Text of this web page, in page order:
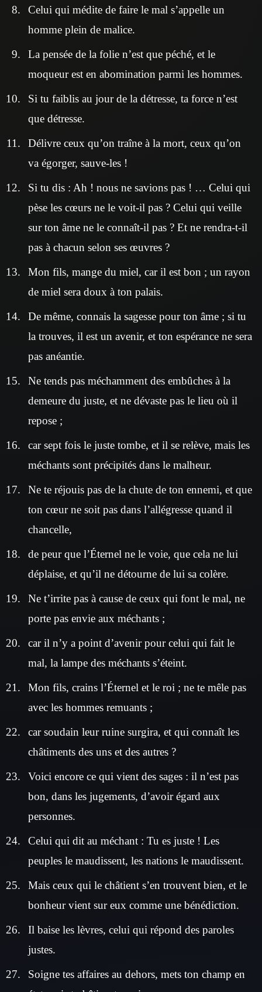
Celui qui médite de faire le mal s’appelle un
homme plein de malice.
La pensée de la folie n’est que péché, et le
moqueur est en abomination parmi les hommes.
Si tu faiblis au jour de la détresse, ta force n’est
que détresse.
Délivre ceux qu’on traîne à la mort, ceux qu’on
va égorger, sauve-les !
Si tu dis : Ah ! nous ne savions pas ! … Celui qui
pèse les cœurs ne le voit-il pas ? Celui qui veille
sur ton âme ne le connaît-il pas ? Et ne rendra-t-il
pas à chacun selon ses œuvres ?
Mon fils, mange du miel, car il est bon ; un rayon
de miel sera doux à ton palais.
De même, connais la sagesse pour ton âme ; si tu
la trouves, il est un avenir, et ton espérance ne sera
pas anéantie.
Ne tends pas méchamment des embûches à la
demeure du juste, et ne dévaste pas le lieu où il
repose ;
car sept fois le juste tombe, et il se relève, mais les
méchants sont précipités dans le malheur.
Ne te réjouis pas de la chute de ton ennemi, et que
ton cœur ne soit pas dans l’allégresse quand il
chancelle,
de peur que l’Éternel ne le voie, que cela ne lui
déplaise, et qu’il ne détourne de lui sa colère.
Ne t’irrite pas à cause de ceux qui font le mal, ne
porte pas envie aux méchants ;
car il n’y a point d’avenir pour celui qui fait le
mal, la lampe des méchants s’éteint.
Mon fils, crains l’Éternel et le roi ; ne te mêle pas
avec les hommes remuants ;
car soudain leur ruine surgira, et qui connaît les
châtiments des uns et des autres ?
Voici encore ce qui vient des sages : il n’est pas
bon, dans les jugements, d’avoir égard aux
personnes.
Celui qui dit au méchant : Tu es juste ! Les
peuples le maudissent, les nations le maudissent.
Mais ceux qui le châtient s’en trouvent bien, et le
bonheur vient sur eux comme une bénédiction.
Il baise les lèvres, celui qui répond des paroles
justes.
Soigne tes affaires au dehors, mets ton champ en